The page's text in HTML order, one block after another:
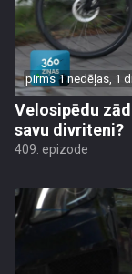
pirms 1 nedēļas, 1
Velosipēdu
savu divriteni?
409. epizode